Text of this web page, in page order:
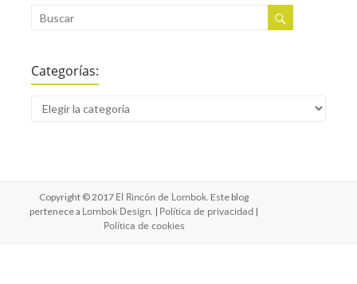
Categorías:
Copyright © 2017 El Rincón de Lombok. Este blog
pertenece a Lombok Design. | Política de privacidad |
Política de cookies